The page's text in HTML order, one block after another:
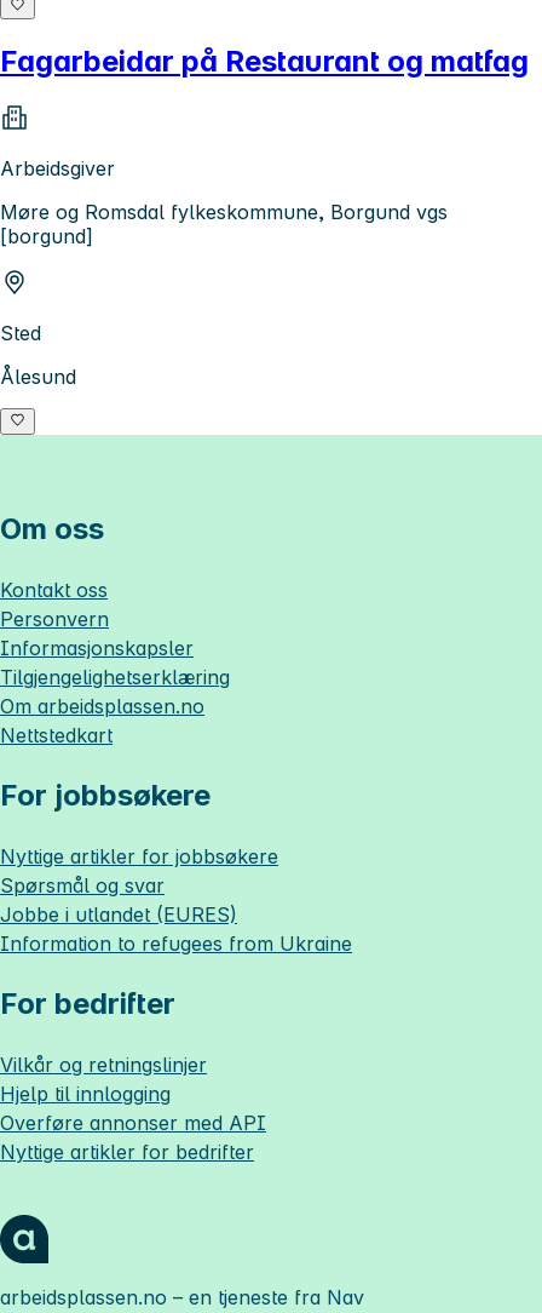
Fagarbeidar på Restaurant og matfag
Arbeidsgiver
Møre og Romsdal fylkeskommune, Borgund vgs
[borgund]
Sted
Ålesund
Om oss
Kontakt oss
Personvern
Informasjonskapsler
Tilgjengelighetserklæring
Om arbeidsplassen.no
Nettstedkart
For jobbsøkere
Nyttige artikler for jobbsøkere
Spørsmål og svar
Jobbe i utlandet (EURES)
Information to refugees from Ukraine
For bedrifter
Vilkår og retningslinjer
Hjelp til innlogging
Overføre annonser med API
Nyttige artikler for bedrifter
arbeidsplassen.no – en tjeneste fra Nav